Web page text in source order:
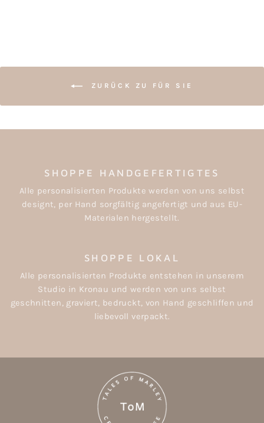
ZURÜCK ZU FÜR SIE
SHOPPE HANDGEFERTIGTES
Alle personalisierten Produkte werden von uns selbst
designt, per Hand sorgfältig angefertigt und aus EU-
Materialen hergestellt.
SHOPPE LOKAL
Alle personalisierten Produkte entstehen in unserem
Studio in Kronau und werden von uns selbst
geschnitten, graviert, bedruckt, von Hand geschliffen und
liebevoll verpackt.